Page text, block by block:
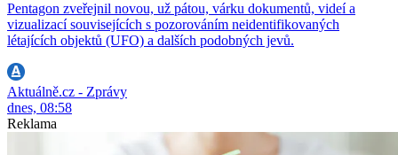
Pentagon zveřejnil novou, už pátou, várku dokumentů, videí a
vizualizací souvisejících s pozorováním neidentifikovaných
létajících objektů (UFO) a dalších podobných jevů.
Aktuálně.cz - Zprávy
dnes, 08:58
Reklama